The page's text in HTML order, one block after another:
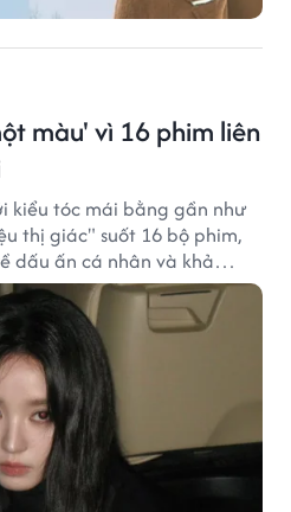
màu' vì 16 phim liên
kiểu tóc mái bằng gần như
thị giác" suốt 16 bộ phim,
dấu ấn cá nhân và khả